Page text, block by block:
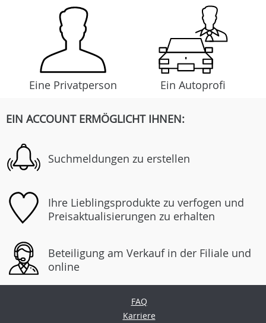
Eine Privatperson Ein Autoprofi
EIN ACCOUNT ERMÖGLICHT IHNEN:
Suchmeldungen zu erstellen
Ihre Lieblingsprodukte zu verfogen und
Preisaktualisierungen zu erhalten
Beteiligung am Verkauf in der Filiale und
online
FAQ
Karriere